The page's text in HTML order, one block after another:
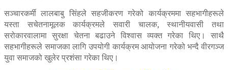
सञ्चारकर्मी लालबाबु सिंहले सहजीकरण गरेको कार्यक्रममा सहभागीहरूले
यस्ता सचेतनामूलक कार्यक्रमले सवारी चालक, स्थानीयवासी तथा
सरोकारवालामा सुरक्षा चेतना बढाउने विश्वास व्यक्त गरेका थिए। साथै
सहभागीहरूले समाजका लागि उपयोगी कार्यक्रम आयोजना गरेको भन्दै वीरगञ्ज
युवा समाजको खुलेर प्रशंसा गरेका थिए।